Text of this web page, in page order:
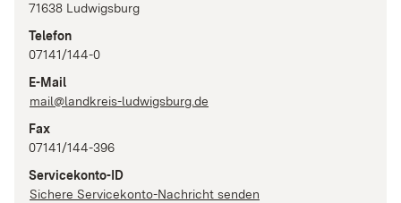
71638 Ludwigsburg
Telefon
07141/144-0
E-Mail
mail@landkreis-ludwigsburg.de
Fax
07141/144-396
Servicekonto-ID
Sichere Servicekonto-Nachricht senden